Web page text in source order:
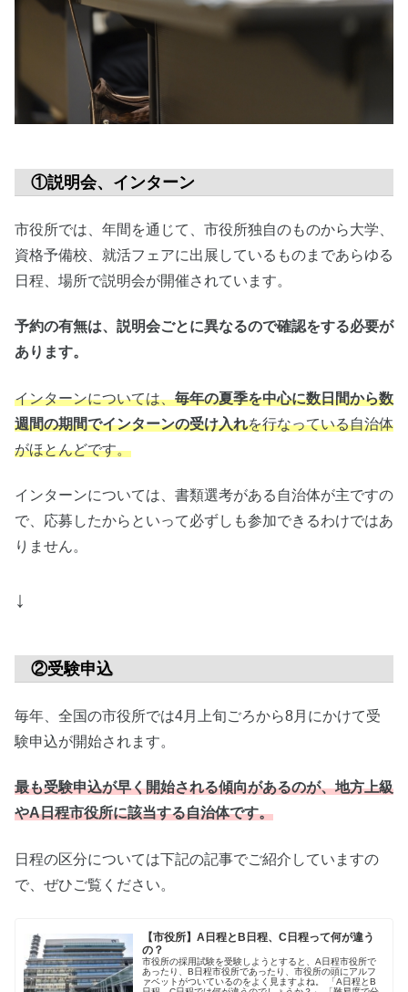
①説明会、インターン
市役所では、年間を通じて、市役所独自のものから大学、
資格予備校、就活フェアに出展しているものまであらゆる
日程、場所で説明会が開催されています。
予約の有無は、説明会ごとに異なるので確認をする必要が
あります。
インターンについては、毎年の夏季を中心に数日間から数
週間の期間でインターンの受け入れを行なっている自治体
がほとんどです。
インターンについては、書類選考がある自治体が主ですの
で、応募したからといって必ずしも参加できるわけではあ
りません。
↓
②受験申込
毎年、全国の市役所では4月上旬ごろから8月にかけて受
験申込が開始されます。
最も受験申込が早く開始される傾向があるのが、地方上級
やA日程市役所に該当する自治体です。
日程の区分については下記の記事でご紹介していますの
で、ぜひご覧ください。
【市役所】A日程とB日程、C日程って何が違う
の？
市役所の採用試験を受験しようとすると、A日程市役所で
あったり、B日程市役所であったり、市役所の頭にアルフ
ァベットがついているのをよく見ますよね。 「A日程とB